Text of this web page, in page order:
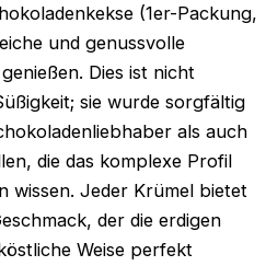
(1er-Packung,
und genussvolle
Dies ist nicht
sie wurde sorgfältig
als auch
die das komplexe Profil
wissen. Jeder Krümel bietet
der die erdigen
Weise perfekt